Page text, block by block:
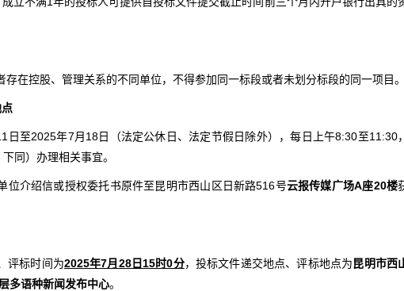
在控股、管理关系的不同单位，不得参加同一标段或者未划分标段的同一项目。
日至2025年7月18日（法定公休日、法定节假日除外），每日上午8:30至11:30，
同）办理相关事宜。
位介绍信或授权委托书原件至昆明市西山区日新路516号云报传媒广场A座20楼
评标时间为2025年7月28日15时0分，投标文件递交地点、评标地点为昆明市西
多语种新闻发布中心。